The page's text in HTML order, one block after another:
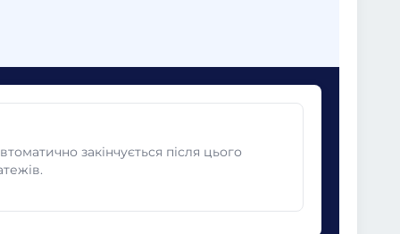
закінчується після цього